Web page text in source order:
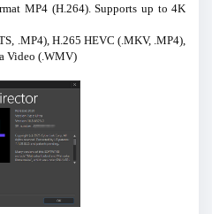
MP4 (H.264). Supports up to 4K
.MP4), H.265 HEVC (.MKV, .MP4),
Video (.WMV)